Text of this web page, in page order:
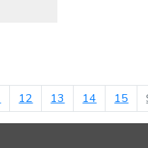
12 13 14 15